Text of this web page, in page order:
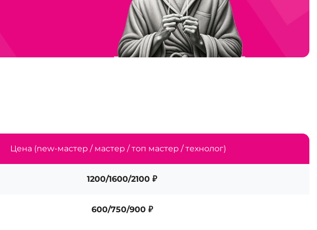
Цена (new-мастер / мастер / топ мастер / технолог)
1200/1600/2100 ₽
600/750/900 ₽